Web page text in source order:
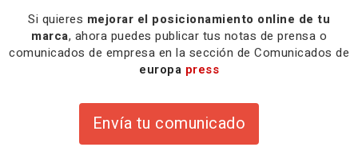
Si quieres mejorar el posicionamiento online de tu
marca, ahora puedes publicar tus notas de prensa o
comunicados de empresa en la sección de Comunicados de
europa press
Envía tu comunicado